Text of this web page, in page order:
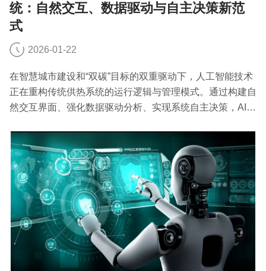
统：自然交互、数据驱动与自主决策新范
式
2026-01-22
在智慧城市建设和“双碳”目标的双重驱动下，人工智能技术
正在重构传统供热系统的运行逻辑与管理模式。通过构建自
然交互界面、强化数据驱动分析、实现系统自主决策，AI赋
度。今天中国供热展小编就来聊一聊人工智能驱动的智慧供
热系统。